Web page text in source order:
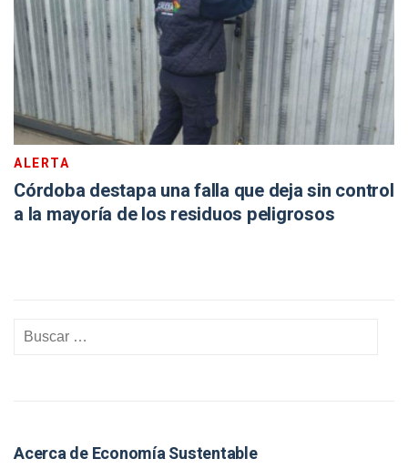
ALERTA
Córdoba destapa una falla que deja sin control
a la mayoría de los residuos peligrosos
Acerca de Economía Sustentable